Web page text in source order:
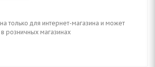
только для интернет-магазина и может
в розничных магазинах